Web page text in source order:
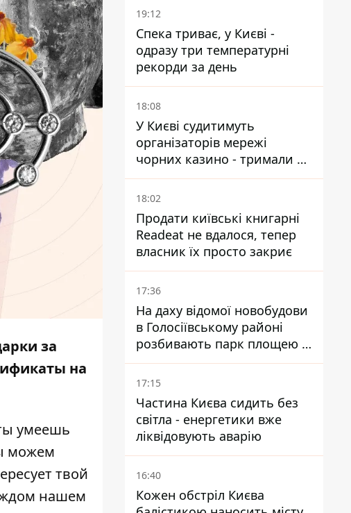
за
на
умеешь
можем
твой
нашем
19:12
Спека триває, у Києві -
одразу три температурні
рекорди за день
18:08
У Києві судитимуть
організаторів мережі
чорних казино - тримали 39
закладів
18:02
Продати київські книгарні
Readeat не вдалося, тепер
власник їх просто закриє
17:36
На даху відомої новобудови
в Голосіївському районі
розбивають парк площею в
гектар
17:15
Частина Києва сидить без
світла - енергетики вже
ліквідовують аварію
16:40
Кожен обстріл Києва